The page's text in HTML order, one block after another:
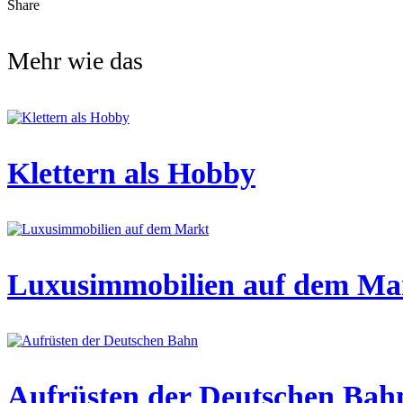
Share
Mehr wie das
Klettern als Hobby
Luxusimmobilien auf dem
Aufrüsten der Deutschen